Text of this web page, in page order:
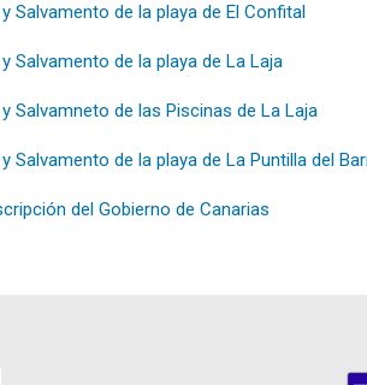
Salvamento de la playa de El Confital
Salvamento de la playa de La Laja
Salvamneto de las Piscinas de La Laja
Salvamento de la playa de La Puntilla del
del Gobierno de Canarias